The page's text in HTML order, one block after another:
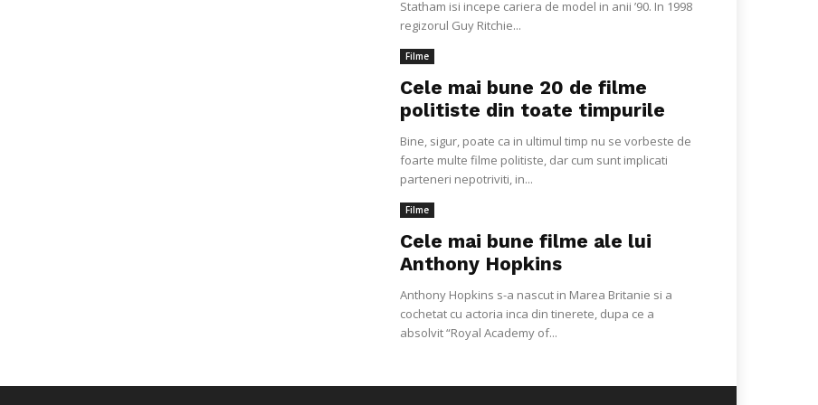
Statham isi incepe cariera de model in anii ’90. In 1998
regizorul Guy Ritchie...
Filme
Cele mai bune 20 de filme
politiste din toate timpurile
Bine, sigur, poate ca in ultimul timp nu se vorbeste de
foarte multe filme politiste, dar cum sunt implicati
parteneri nepotriviti, in...
Filme
Cele mai bune filme ale lui
Anthony Hopkins
Anthony Hopkins s-a nascut in Marea Britanie si a
cochetat cu actoria inca din tinerete, dupa ce a
absolvit “Royal Academy of...